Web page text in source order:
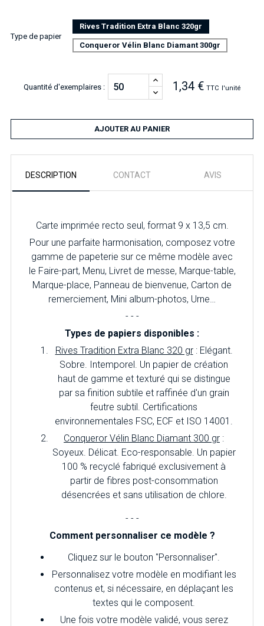
Type de papier
Rives Tradition Extra Blanc 320gr
Conqueror Vélin Blanc Diamant 300gr
Quantité d'exemplaires : 1,34 € TTC l'unité
AJOUTER AU PANIER
DESCRIPTION CONTACT AVIS
Carte imprimée recto seul, format 9 x 13,5 cm.
Pour une parfaite harmonisation, composez votre
gamme de papeterie sur ce même modèle avec
le Faire-part, Menu, Livret de messe, Marque-table,
Marque-place, Panneau de bienvenue, Carton de
remerciement, Mini album-photos, Urne…
- - -
Types de papiers disponibles :
Rives Tradition Extra Blanc 320 gr: Elégant.
Sobre. Intemporel. Un papier de création
haut de gamme et texturé qui se distingue
par sa finition subtile et raffinée d'un grain
feutre subtil. Certifications
environnementales FSC, ECF et ISO 14001.
Conqueror Vélin Blanc Diamant 300 gr :
Soyeux. Délicat. Eco-responsable. Un papier
100 % recyclé fabriqué exclusivement à
partir de fibres post-consommation
désencrées et sans utilisation de chlore.
- - -
Comment personnaliser ce modèle ?
Cliquez sur le bouton "Personnaliser".
Personnalisez votre modèle en modifiant les
contenus et, si nécessaire, en déplaçant les
textes qui le composent.
Une fois votre modèle validé, vous serez